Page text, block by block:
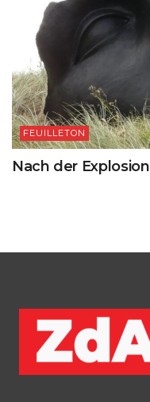
FEUILLETON
Nach der Explosion